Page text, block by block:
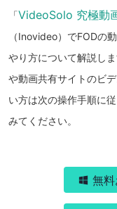
「VideoSolo 究極動
（Inovideo）でFODの
やり方について解説し
や動画共有サイトのビ
い方は次の操作手順に
みてください。
無料